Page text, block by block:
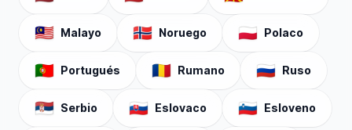
🇲🇾 Malayo 🇳🇴 Noruego 🇵🇱 Polaco
🇵🇹 Portugués 🇷🇴 Rumano 🇷🇺 Ruso
🇷🇸 Serbio 🇸🇰 Eslovaco 🇸🇮 Esloveno